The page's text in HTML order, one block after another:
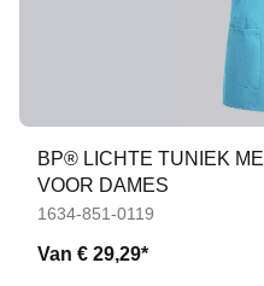
BP® LICHTE TUNIEK
VOOR DAMES
1634-851-0119
Van € 29,29*